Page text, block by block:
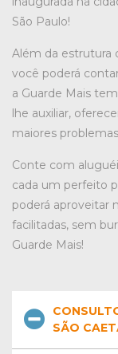
São Paulo!
Além da estrutura
você poderá
a Guarde Mais
lhe auxiliar,
maiores
Conte com
cada um perfeito
poderá aproveitar
facilitadas, sem
Guarde Mais!
SÃO